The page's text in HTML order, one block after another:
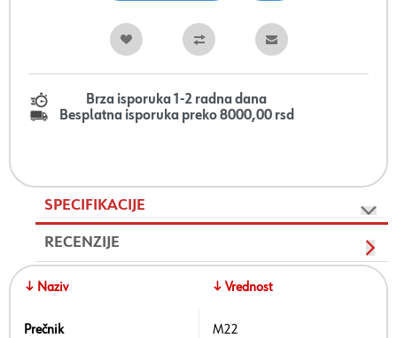
Brza isporuka 1-2 radna dana
Besplatna isporuka preko 8000,00 rsd
SPECIFIKACIJE
RECENZIJE
↓ Naziv ↓ Vrednost
Prečnik M22